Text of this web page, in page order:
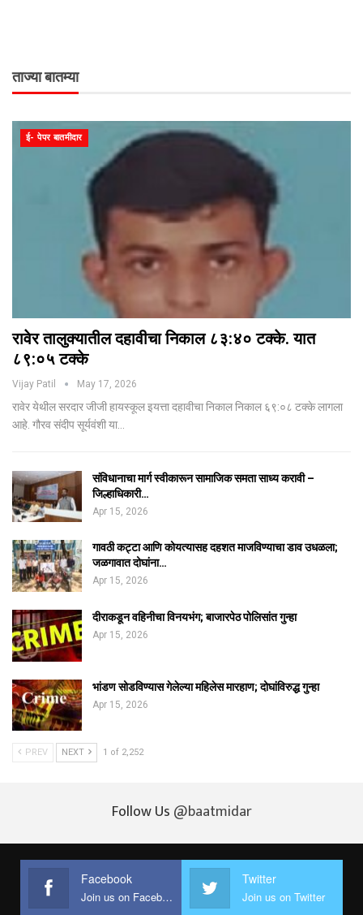
ताज्या बातम्या
ई- पेपर बातमीदार
रावेर तालुक्यातील दहावीचा निकाल ८३:४० टक्के. यात
८९:०५ टक्के
Vijay Patil May 17, 2026
रावेर येथील सरदार जीजी हायस्कूल इयत्ता दहावीचा निकाल निकाल ६९:०८ टक्के लागला
आहे. गौरव संदीप सूर्यवंशी या…
संविधानाचा मार्ग स्वीकारून सामाजिक समता साध्य करावी –
जिल्हाधिकारी…
Apr 15, 2026
गावठी कट्टा आणि कोयत्यासह दहशत माजविण्याचा डाव उधळला;
जळगावात दोघांना…
Apr 15, 2026
दीराकडून वहिनीचा विनयभंग; बाजारपेठ पोलिसांत गुन्हा
Apr 15, 2026
भांडण सोडविण्यास गेलेल्या महिलेस मारहाण; दोघांविरुद्ध गुन्हा
Apr 15, 2026
PREV NEXT 1 of 2,252
Follow Us @baatmidar
Facebook
Join us on Facebook
Twitter
Join us on Twitter